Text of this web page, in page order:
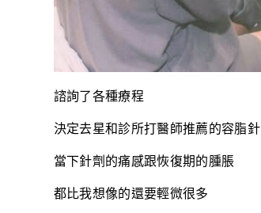
諮詢了各種療程
決定去星和診所打醫師推薦的容脂針
當下針劑的痛感跟恢復期的腫脹
都比我想像的還要輕微很多